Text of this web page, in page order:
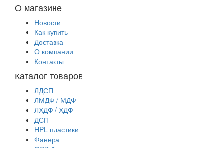
О магазине
Новости
Как купить
Доставка
О компании
Контакты
Каталог товаров
ЛДСП
ЛМДФ / МДФ
ЛХДФ / ХДФ
ДСП
HPL пластики
Фанера